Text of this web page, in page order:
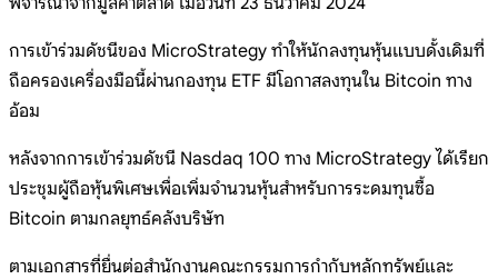
การเข้าร่วมดัชนีของ MicroStrategy ทำให้นักลงทุนหุ้นแบบดั้งเดิมที่
ถือครองเครื่องมือนี้ผ่านกองทุน ETF มีโอกาสลงทุนใน Bitcoin ทาง
อ้อม
หลังจากการเข้าร่วมดัชนี Nasdaq 100 ทาง MicroStrategy ได้เรียก
ประชุมผู้ถือหุ้นพิเศษเพื่อเพิ่มจำนวนหุ้นสำหรับการระดมทุนซื้อ
Bitcoin ตามกลยุทธ์คลังบริษัท
ตามเอกสารที่ยื่นต่อสำนักงานคณะกรรมการกำกับหลักทรัพย์และ